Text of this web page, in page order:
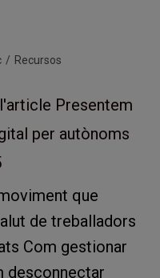
/ Recursos
que
de treballadors
Com gestionar
desconnectar